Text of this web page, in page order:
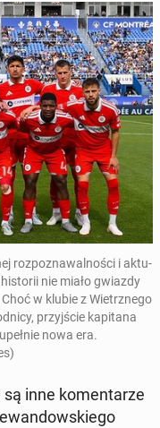
rozpoz­nawal­noś­ci i ak­tu­
nie miało gwiazdy
Choć w klubie z Wi­etrznego
przyjś­cie kap­i­tana
nowa era.
inne ko­men­tarze